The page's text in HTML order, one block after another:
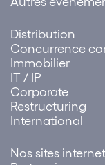
Distribution
Concurrence
Immobilier
IT / IP
Corporate
Restructuring
International
Nos sites internet